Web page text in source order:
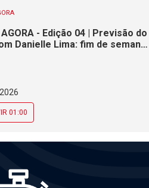
AGORA - Edição 04 | Previsão do
Danielle Lima: fim de semana
01:00